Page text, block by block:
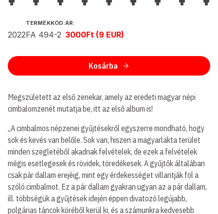
ÉS
ÉVE:
2022
TERMÉKKÓD:
FA 494-2
ÁR:
3000Ft (9 EUR)
Kosárba
Megszületett az első zenekar, amely az eredeti magyar népi
cimbalomzenét mutatja be, itt az első album is!
„A cimbalmos népzenei gyűjtésekről egyszerre mondható, hogy
sok és kevés van belőle. Sok van, hiszen a magyarlakta terület
minden szegletéből akadnak felvételek, de ezek a felvételek
mégis esetlegesek és rövidek, töredékesek. A gyűjtők általában
csak pár dallam erejéig, mint egy érdekességet villantják föl a
szóló cimbalmot. Ez a pár dallam gyakran ugyan az a pár dallam,
ill. többségük a gyűjtések idején éppen divatozó legújabb,
polgárias táncok köréből kerül ki, és a számunkra kedvesebb